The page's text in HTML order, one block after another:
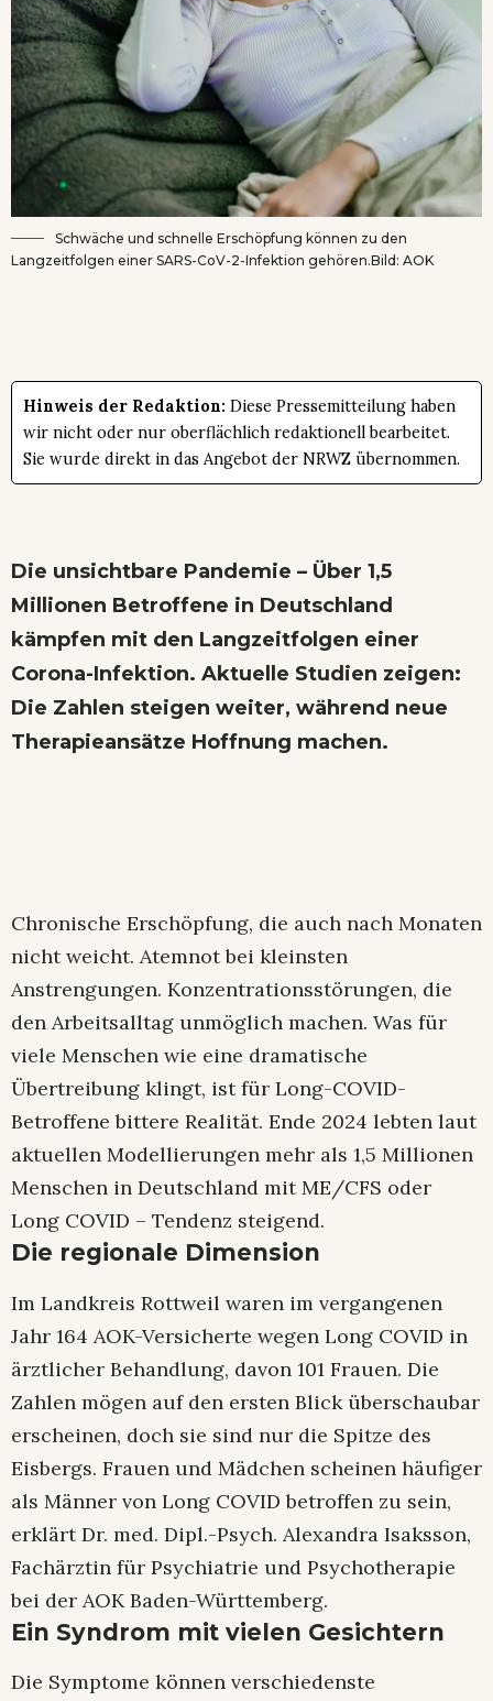
Schwäche und schnelle Erschöpfung können zu den
Langzeitfolgen einer SARS-CoV-2-Infektion gehören.Bild: AOK
Hinweis der Redaktion: Diese Pressemitteilung haben
wir nicht oder nur oberflächlich redaktionell bearbeitet.
Sie wurde direkt in das Angebot der NRWZ übernommen.
Die unsichtbare Pandemie – Über 1,5
Millionen Betroffene in Deutschland
kämpfen mit den Langzeitfolgen einer
Corona-Infektion. Aktuelle Studien zeigen:
Die Zahlen steigen weiter, während neue
Therapieansätze Hoffnung machen.
Chronische Erschöpfung, die auch nach Monaten
nicht weicht. Atemnot bei kleinsten
Anstrengungen. Konzentrationsstörungen, die
den Arbeitsalltag unmöglich machen. Was für
viele Menschen wie eine dramatische
Übertreibung klingt, ist für Long-COVID-
Betroffene bittere Realität. Ende 2024 lebten laut
aktuellen Modellierungen mehr als 1,5 Millionen
Menschen in Deutschland mit ME/CFS oder
Long COVID – Tendenz steigend.
Die regionale Dimension
Im Landkreis Rottweil waren im vergangenen
Jahr 164 AOK-Versicherte wegen Long COVID in
ärztlicher Behandlung, davon 101 Frauen. Die
Zahlen mögen auf den ersten Blick überschaubar
erscheinen, doch sie sind nur die Spitze des
Eisbergs. Frauen und Mädchen scheinen häufiger
als Männer von Long COVID betroffen zu sein,
erklärt Dr. med. Dipl.-Psych. Alexandra Isaksson,
Fachärztin für Psychiatrie und Psychotherapie
bei der AOK Baden-Württemberg.
Ein Syndrom mit vielen Gesichtern
Die Symptome können verschiedenste